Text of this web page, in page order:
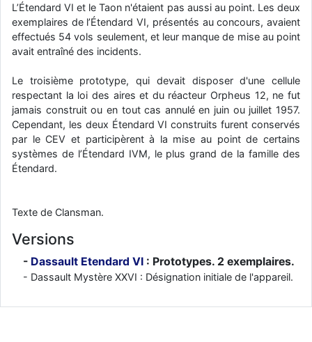
L’Étendard VI et le Taon n'étaient pas aussi au point. Les deux
exemplaires de l’Étendard VI, présentés au concours, avaient
effectués 54 vols seulement, et leur manque de mise au point
avait entraîné des incidents.
Le troisième prototype, qui devait disposer d'une cellule
respectant la loi des aires et du réacteur Orpheus 12, ne fut
jamais construit ou en tout cas annulé en juin ou juillet 1957.
Cependant, les deux Étendard VI construits furent conservés
par le CEV et participèrent à la mise au point de certains
systèmes de l’Étendard IVM, le plus grand de la famille des
Étendard.
Texte de Clansman.
Versions
Dassault Etendard VI : Prototypes. 2 exemplaires.
Dassault Mystère XXVI : Désignation initiale de l'appareil.